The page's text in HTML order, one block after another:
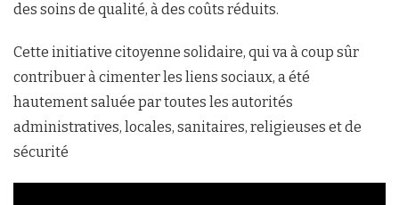
des soins de qualité, à des coûts réduits.
Cette initiative citoyenne solidaire, qui va à coup sûr
contribuer à cimenter les liens sociaux, a été
hautement saluée par toutes les autorités
administratives, locales, sanitaires, religieuses et de
sécurité